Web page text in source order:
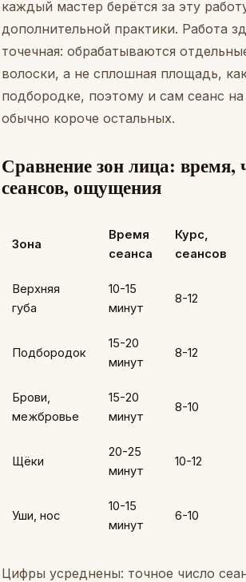
каждый мастер берётся за эту
дополнительной практики. Работа
точечная: обрабатываются
волоски, а не сплошная площадь,
подбородке, поэтому и сам сеанс на
обычно короче остальных.
Сравнение зон лица: время,
сеансов, ощущения
Зона
Время
сеанса
Курс,
сеансов
Верхняя
губа
10-15
минут
8-12
Подбородок
15-20
минут
8-12
Брови,
межбровье
15-20
минут
8-10
Щёки
20-25
минут
10-12
Уши, нос
10-15
минут
6-10
Цифры усреднены: точное число